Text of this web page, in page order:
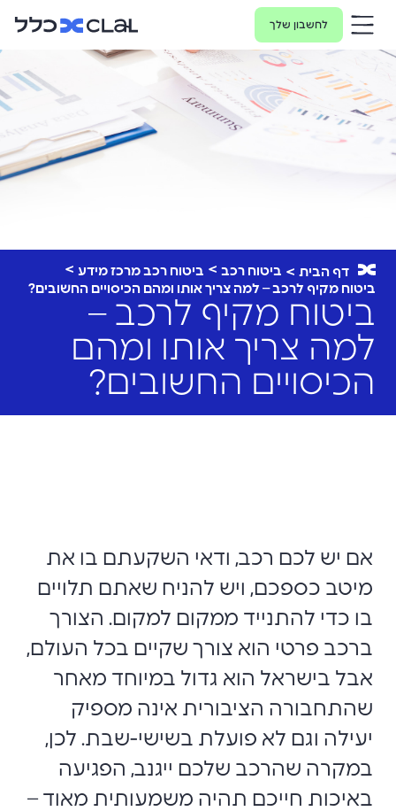
לחשבון שלך
דף הבית ביטוח רכב
ביטוח רכב מרכז מידע
ביטוח מקיף לרכב – למה צריך אותו ומהם הכיסויים החשובים?
ביטוח מקיף לרכב –
למה צריך אותו ומהם
הכיסויים החשובים?
אם יש לכם רכב, ודאי השקעתם בו את
מיטב כספכם, ויש להניח שאתם תלויים
בו כדי להתנייד ממקום למקום. הצורך
ברכב פרטי הוא צורך שקיים בכל העולם,
אבל בישראל הוא גדול במיוחד מאחר
שהתחבורה הציבורית אינה מספיק
יעילה וגם לא פועלת בשישי-שבת. לכן,
במקרה שהרכב שלכם ייגנב, הפגיעה
באיכות חייכם תהיה משמעותית מאוד –